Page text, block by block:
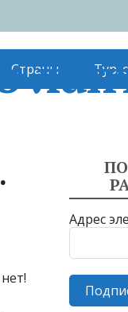
Страны Тур.
Адрес